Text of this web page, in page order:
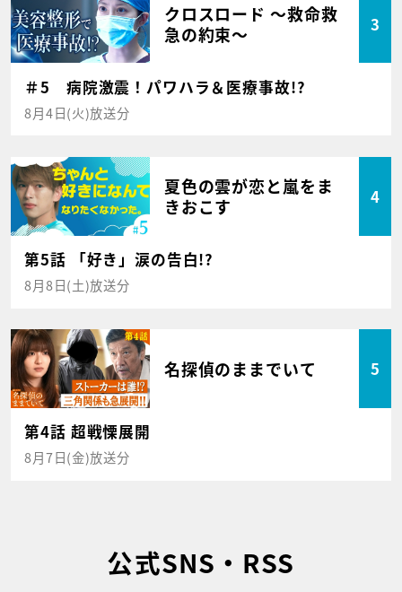
クロスロード ～救命救
急の約束～
3
＃5 病院激震！パワハラ＆医療事故!?
8月4日(火)放送分
夏色の雲が恋と嵐をま
きおこす
4
第5話 「好き」涙の告白!?
8月8日(土)放送分
名探偵のままでいて 5
第4話 超戦慄展開
8月7日(金)放送分
公式SNS・RSS